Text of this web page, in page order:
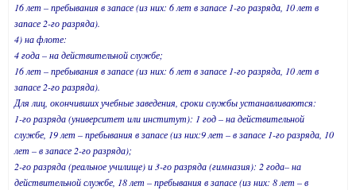
16 лет – пребывания в запасе (из них: 6 лет в запасе 1-го разряда, 10 лет в
запасе 2-го разряда).
4) на флоте:
4 года – на действительной службе;
16 лет – пребывания в запасе (из них: 6 лет в запасе 1-го разряда, 10 лет в
запасе 2-го разряда).
Для лиц, окончивших учебные заведения, сроки службы устанавливаются:
1-го разряда (университет или институт): 1 год – на действительной
службе, 19 лет – пребывания в запасе (из них:9 лет – в запасе 1-го разряда, 10
лет – в запасе 2-го разряда);
2-го разряда (реальное училище) и 3-го разряда (гимназия): 2 года– на
действительной службе, 18 лет – пребывания в запасе (из них: 8 лет – в